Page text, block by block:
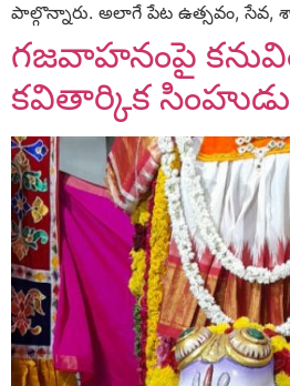
పాల్గొన్నారు. అలాగే పేట ఉత్సవం, సేవ,
గజవాహనంపై
కవితార్కిక సింహుడు